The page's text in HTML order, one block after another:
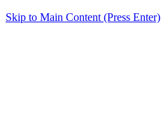
Skip to Main Content (Press Enter)